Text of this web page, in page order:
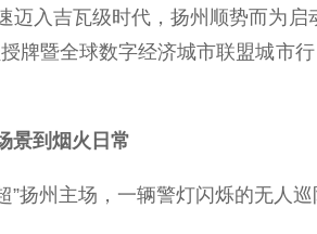
入吉瓦级时代，扬州顺势而为启
牌暨全球数字经济城市联盟城市
到烟火日常
州主场，一辆警灯闪烁的无人巡